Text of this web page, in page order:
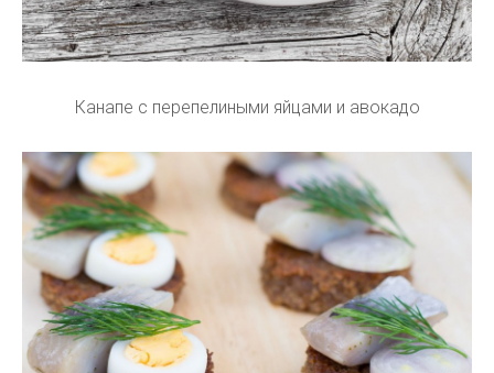
Канапе с перепелиными яйцами и авокадо